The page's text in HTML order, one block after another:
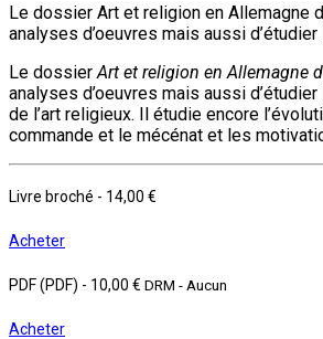
Le dossier Art et religion en Allemagne
analyses d’oeuvres mais aussi
Le dossier Art et religion en Allemagne
analyses d’oeuvres mais aussi
de l’art religieux. Il étudie encore
commande et le mécénat et les
Livre broché - 14,00 €
Acheter
PDF (PDF) - 10,00 € DRM - Aucun
Acheter